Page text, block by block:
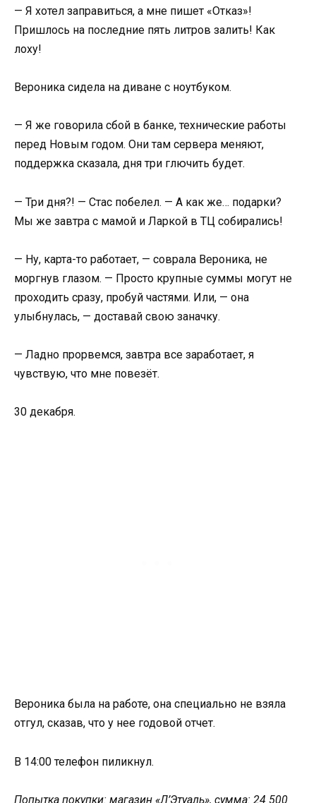
— Я хотел заправиться, а мне пишет «Отказ»!
Пришлось на последние пять литров залить! Как
лоху!
Вероника сидела на диване с ноутбуком.
— Я же говорила сбой в банке, технические работы
перед Новым годом. Они там сервера меняют,
поддержка сказала, дня три глючить будет.
— Три дня?! — Стас побелел. — А как же… подарки?
Мы же завтра с мамой и Ларкой в ТЦ собирались!
— Ну, карта-то работает, — соврала Вероника, не
моргнув глазом. — Просто крупные суммы могут не
проходить сразу, пробуй частями. Или, — она
улыбнулась, — доставай свою заначку.
— Ладно прорвемся, завтра все заработает, я
чувствую, что мне повезёт.
30 декабря.
Вероника была на работе, она специально не взяла
отгул, сказав, что у нее годовой отчет.
В 14:00 телефон пиликнул.
Попытка покупки: магазин «Л’Этуаль», сумма: 24 500